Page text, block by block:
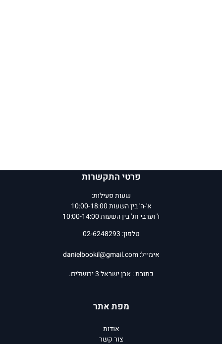
פרטי התקשרות
שעות פעילות:
א'-ה' בין השעות 10:00-18:00
ו' וערבי חג' בין השעות 10:00-14:00
טלפון: 02-6248293
אימייל:danielbookil@gmail.com
כתובת : אבן ישראל 3 ירושלים.
מפת אתר
אודות
צור קשר